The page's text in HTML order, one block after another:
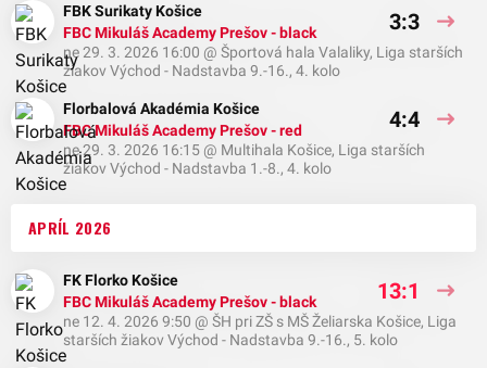
FBK Surikaty Košice
FBC Mikuláš Academy Prešov - black
3:3
ne 29. 3. 2026 16:00 @ Športová hala Valaliky, Liga starších
žiakov Východ - Nadstavba 9.-16., 4. kolo
Florbalová Akadémia Košice
FBC Mikuláš Academy Prešov - red
4:4
ne 29. 3. 2026 16:15 @ Multihala Košice, Liga starších
žiakov Východ - Nadstavba 1.-8., 4. kolo
APRÍL 2026
FK Florko Košice
FBC Mikuláš Academy Prešov - black
13:1
ne 12. 4. 2026 9:50 @ ŠH pri ZŠ s MŠ Želiarska Košice, Liga
starších žiakov Východ - Nadstavba 9.-16., 5. kolo